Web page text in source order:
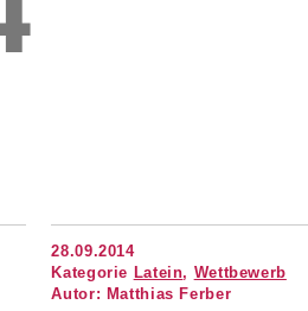
28.09.2014
Kategorie Latein, Wettbewerb
Autor: Matthias Ferber